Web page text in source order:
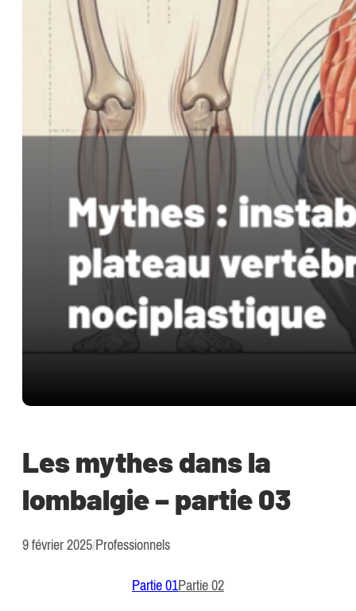
Les mythes dans la
lombalgie – partie 03
9 février 2025/Professionnels
Partie 01Partie 02